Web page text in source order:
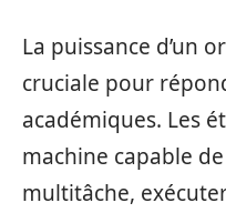
La puissance d’un
cruciale pour
académiques. Les
machine capable
multitâche,